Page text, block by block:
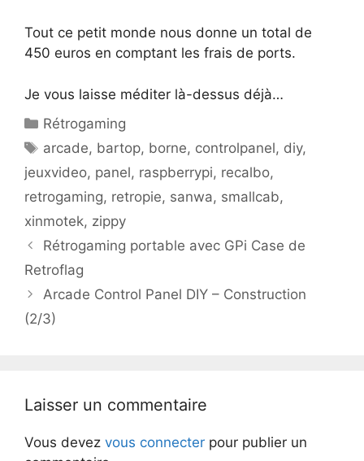
Tout ce petit monde nous donne un total de
450 euros en comptant les frais de ports.
Je vous laisse méditer là-dessus déjà…
Catégories
Rétrogaming
Étiquettes
arcade, bartop, borne, controlpanel, diy,
jeuxvideo, panel, raspberrypi, recalbo,
retrogaming, retropie, sanwa, smallcab,
xinmotek, zippy
Navigation
des
Rétrogaming portable avec GPi Case de
Retroflag
Arcade Control Panel DIY – Construction
(2/3)
Laisser un commentaire
Vous devez vous connecter pour publier un